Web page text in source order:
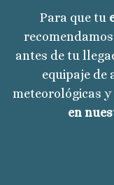
Para que tu
recomendamos
antes de tu
equipaje de
meteorológicas y
en